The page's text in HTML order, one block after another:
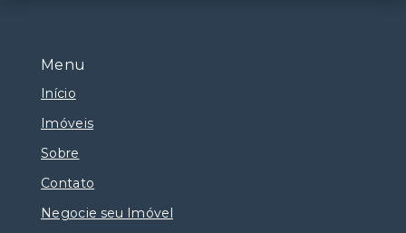
Menu
Início
Imóveis
Sobre
Contato
Negocie seu Imóvel